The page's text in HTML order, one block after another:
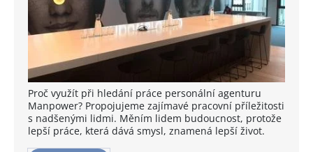
Proč využít při hledání práce personální agenturu
Manpower? Propojujeme zajímavé pracovní příležitosti
s nadšenými lidmi. Měním lidem budoucnost, protože
lepší práce, která dává smysl, znamená lepší život.